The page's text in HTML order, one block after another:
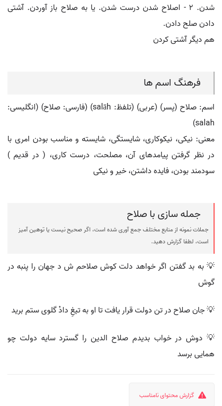
شدن. ۲ - اصلاح شدن درست شدن. یا به صلاح باز آوردن. آشتی
دادن صلح دادن.
هم دیگر آشتی کردن
فرهنگ اسم ها
اسم: صلاح (پسر) (عربی) (تلفظ: salāh) (فارسی: صلاح) (انگلیسی:
salah)
معنی: نیکی، نیکوکاری، شایستگی، شایسته و مناسب بودن امری با
در نظر گرفتن پیامدهای آن، مصلحت، درست کاری، ( در قدیم )
سودمند بودن، فایده داشتن، خیر و نیکی
جمله سازی با صلاح
جملات نمونه از منابع مختلف جمع آوری شده است، اگر صحیح نیست یا توهین آمیز
است، لطفا گزارش دهید.
💡 به بد گفتن اگر خواهد دلت کوش صلاحم ش د جهان را پنبه در
گوش
💡 جان صلاح در تن دولت قرار یافت تا او به تیغِ دادْ گلوی ستم برید
💡 دوش در خواب بدیدم صلاح الدین را گسترد سایه دولت چو
همایی برسد
گزارش محتوای نامناسب